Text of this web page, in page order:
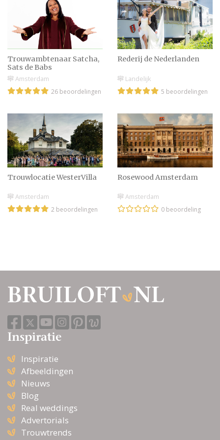
Trouwambtenaar Satcha,
Sats de Babs
Amsterdam
26 beoordelingen
Rederij de Nederlanden
Landelijk
5 beoordelingen
Trouwlocatie WesterVilla
Amsterdam
2 beoordelingen
Rosewood Amsterdam
Amsterdam
0 beoordeling
Wedding Awards 26
november in AFAS
Circustheater
Scheveningen
Wedding trends 2014
Bruidsmodeshows laten
de nieuwste collecties
zien
Boer Martin met zijn
Wilma getrouwd
Blauw, trendkleur voor
2014
Inspiratie
Inspiratie
Afbeeldingen
Nieuws
Blog
Real weddings
Advertorials
Trouwtrends